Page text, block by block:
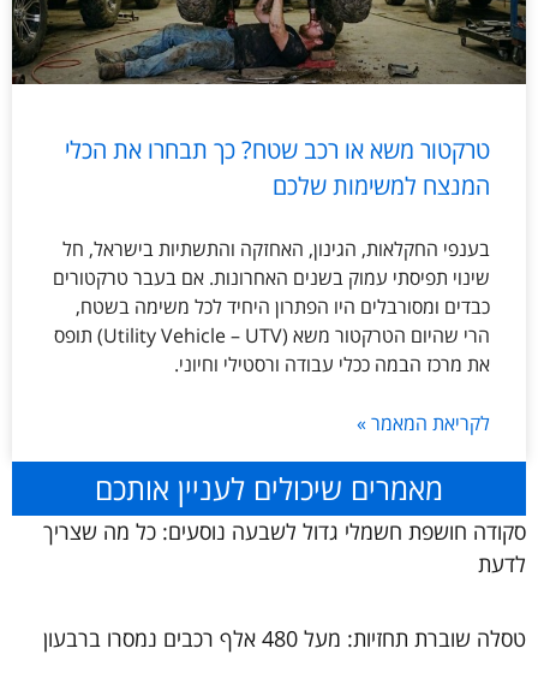
טרקטור משא או רכב שטח? כך תבחרו את הכלי
המנצח למשימות שלכם
בענפי החקלאות, הגינון, האחזקה והתשתיות בישראל, חל
שינוי תפיסתי עמוק בשנים האחרונות. אם בעבר טרקטורים
כבדים ומסורבלים היו הפתרון היחיד לכל משימה בשטח,
הרי שהיום הטרקטור משא (Utility Vehicle – UTV) תופס
את מרכז הבמה ככלי עבודה ורסטילי וחיוני.
לקריאת המאמר »
מאמרים שיכולים לעניין אותכם
סקודה חושפת חשמלי גדול לשבעה נוסעים: כל מה שצריך
לדעת
טסלה שוברת תחזיות: מעל 480 אלף רכבים נמסרו ברבעון